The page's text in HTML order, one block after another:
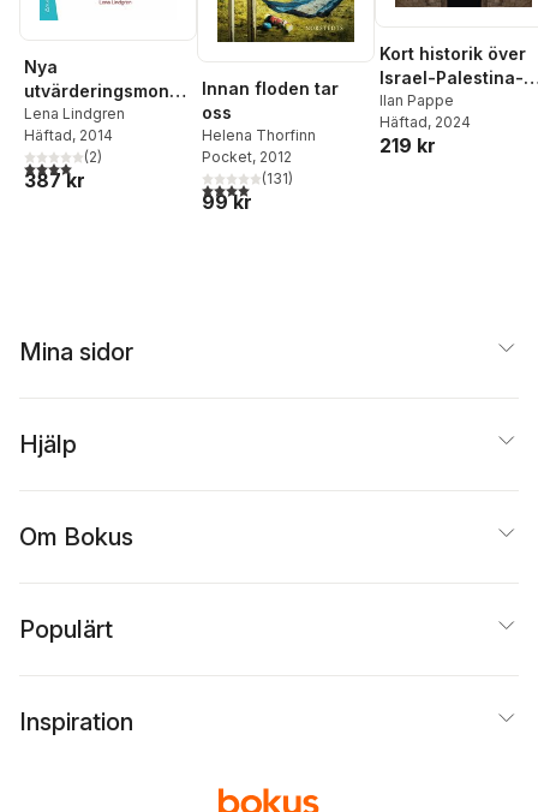
Nya
utvärderingsmonstr
et : om
kvalitetsmätning i
den offentliga
sektorn
Lena Lindgren
Häftad, 2014
4,0utav 5 stjärnor. Totalt antal röster:
(2)
387 kr
Innan floden tar
oss
Helena Thorfinn
Pocket, 2012
4,0utav 5 stjärnor. Totalt antal röster:
(131)
99 kr
Kort historik över
Israel-Palestina-
konflikten
Ilan Pappe
Häftad, 2024
219 kr
Mina sidor
Hjälp
Om Bokus
Populärt
Inspiration